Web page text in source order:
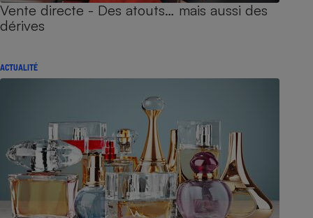
Vente directe - Des atouts… mais aussi des
dérives
ACTUALITÉ